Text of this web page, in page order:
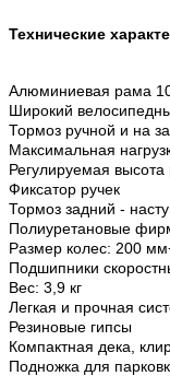
Технические
Алюминиевая рама
Широкий
Тормоз ручной и на
Максимальная
Регулируемая
Фиксатор ручек
Тормоз задний -
Полиуретановые
Размер колес: 200
Подшипники
Вес: 3,9 кг
Легкая и прочная
Резиновые гипсы
Компактная дека,
Подножка для